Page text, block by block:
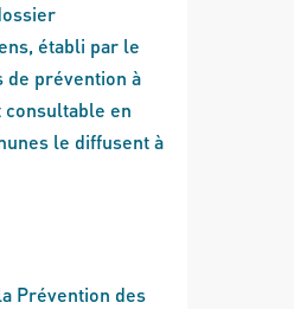
établi par le
de prévention à
en
le diffusent à
Prévention des